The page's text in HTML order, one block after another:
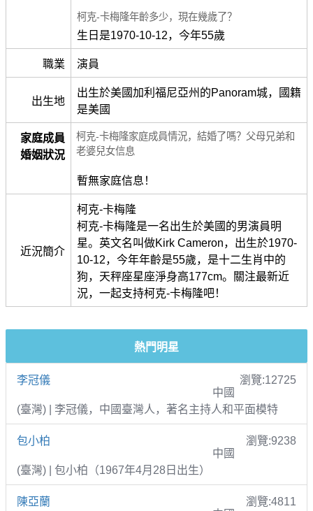
柯克-卡梅隆年齡多少，現在幾歲了？
生日是1970-10-12，今年55歲
職業 演員
出生地
出生於美國加利福尼亞州的Panoram城，國籍
是美國
家庭成員
婚姻狀況
柯克-卡梅隆家庭成員情況，結婚了嗎？父母兄弟和
老婆兒女信息
暫無家庭信息！
近況簡介
柯克-卡梅隆
柯克-卡梅隆是一名出生於美國的男演員明
星。英文名叫做Kirk Cameron，出生於1970-
10-12，今年年齡是55歲，是十二生肖中的
狗，天秤座星座淨身高177cm。關注最新近
況，一起支持柯克-卡梅隆吧！
熱門明星
李冠儀
瀏覽:12725
中國
(臺灣) | 李冠儀，中國臺灣人，著名主持人和平面模特
包小柏
瀏覽:9238
中國
(臺灣) | 包小柏（1967年4月28日出生）
陳亞蘭
瀏覽:4811